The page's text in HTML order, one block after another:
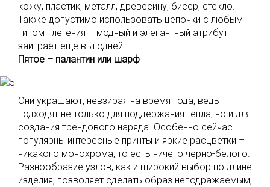
кожу, пластик, металл, древесину, бисер, стекло.
Также допустимо использовать цепочки с любым
типом плетения – модный и элегантный атрибут
заиграет еще выгодней!
Пятое – палантин или шарф
Они украшают, невзирая на время года, ведь
подходят не только для поддержания тепла, но и для
создания трендового наряда. Особенно сейчас
популярны интересные принты и яркие расцветки –
никакого монохрома, то есть ничего черно-белого.
Разнообразие узлов, как и широкий выбор по длине
изделия, позволяет сделать образ неподражаемым,